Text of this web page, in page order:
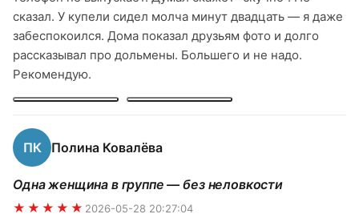
сказал. У купели сидел молча минут двадцать — я даже
забеспокоился. Дома показал друзьям фото и долго
рассказывал про дольмены. Большего и не надо.
Рекомендую.
ПК Полина Ковалёва
Одна женщина в группе — без неловкости
★★★★★ 2026-05-28 20:27:04